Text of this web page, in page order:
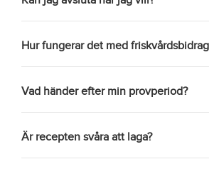
Hur fungerar det med
Vad händer efter min provperiod?
Är recepten svåra att laga?